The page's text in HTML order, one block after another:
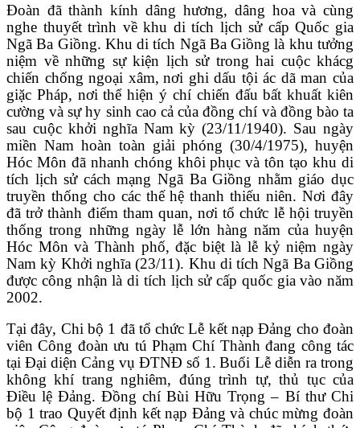
Đoàn đã thành kính dâng hương, dâng hoa và cùng
nghe thuyết trình về khu di tích lịch sử cấp Quốc gia
Ngã Ba Giồng. Khu di tích Ngã Ba Giồng là khu tưởng
niệm về những sự kiện lịch sử trong hai cuộc khácg
chiến chống ngoại xâm, nơi ghi dấu tội ác dã man của
giặc Pháp, nơi thể hiện ý chí chiến đấu bất khuất kiên
cường và sự hy sinh cao cả của đồng chí và đồng bào ta
sau cuộc khởi nghĩa Nam kỳ (23/11/1940). Sau ngày
miền Nam hoàn toàn giải phóng (30/4/1975), huyện
Hóc Môn đã nhanh chóng khôi phục và tôn tạo khu di
tích lịch sử cách mạng Ngã BaGiồng nhằm giáo dục
truyền thống cho các thế hệ thanh thiếu niên. Nơi đây
đã trở thành điểm tham quan, nơi tổ chức lễ hội truyền
thống trong những ngày lễ lớn hàng năm của huyện
Hóc Môn và Thành phố, đặc biệt là lễ kỷ niệm ngày
Nam kỳ Khởi nghĩa (23/11). Khu di tích Ngã Ba Giồng
được công nhận là di tích lịch sử cấp quốc gia vào năm
2002.
Tại đây, Chi bộ 1 đã tổ chức Lễ kết nạp Đảng chođoàn
viên Công đoàn ưu tú Phạm Chí Thànhđang công tác
tại Đại diện Cảng vụ ĐTNĐ số 1 . Buổi Lễ diễn ra trong
không khí trang nghiêm, đúng trình tự, thủ tục của
Điều lệ Đảng. Đồng chí Bùi Hữu Trọng – Bí thư Chi
bộ 1 trao Quyết định kết nạp Đảng và chúc mừngđoàn